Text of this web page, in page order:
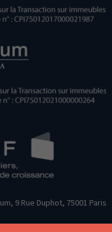
9 Rue Duphot, 75001 Paris